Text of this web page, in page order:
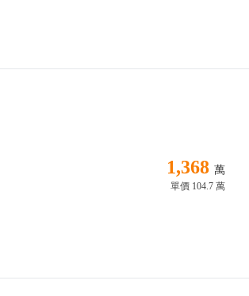
1,368 萬
單價 104.7 萬